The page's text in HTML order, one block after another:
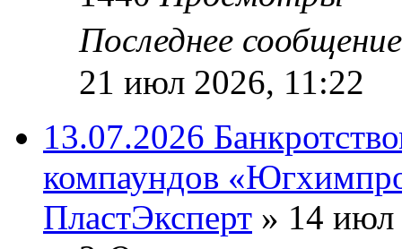
Последнее
21 июл 2026, 11:22
13.07.2026
компаундов
ПластЭксперт » 14 июл